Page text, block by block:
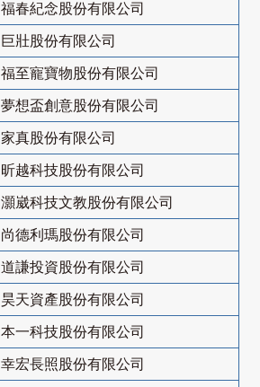
福春紀念股份有限公司
巨壯股份有限公司
福至寵寶物股份有限公司
夢想盃創意股份有限公司
家真股份有限公司
昕越科技股份有限公司
灝崴科技文教股份有限公司
尚德利瑪股份有限公司
道謙投資股份有限公司
昊天資產股份有限公司
本一科技股份有限公司
幸宏長照股份有限公司